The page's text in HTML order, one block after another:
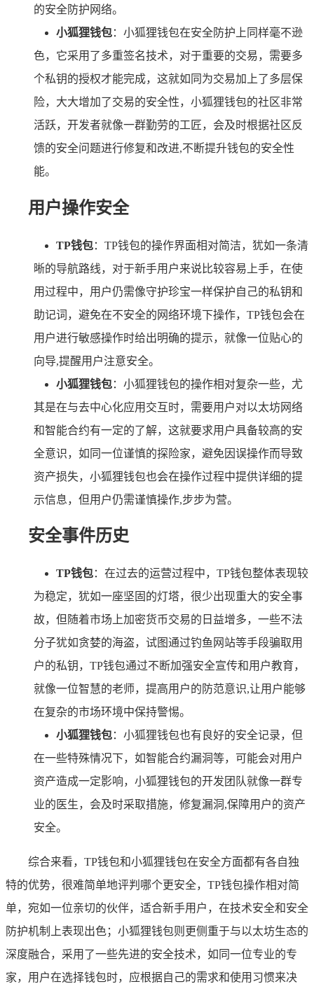
的安全防护网络。
小狐狸钱包：小狐狸钱包在安全防护上同样毫不逊
色，它采用了多重签名技术，对于重要的交易，需要多
个私钥的授权才能完成，这就如同为交易加上了多层保
险，大大增加了交易的安全性，小狐狸钱包的社区非常
活跃，开发者就像一群勤劳的工匠，会及时根据社区反
馈的安全问题进行修复和改进,不断提升钱包的安全性
能。
用户操作安全
TP钱包：TP钱包的操作界面相对简洁，犹如一条清
晰的导航路线，对于新手用户来说比较容易上手，在使
用过程中，用户仍需像守护珍宝一样保护自己的私钥和
助记词，避免在不安全的网络环境下操作，TP钱包会在
用户进行敏感操作时给出明确的提示，就像一位贴心的
向导,提醒用户注意安全。
小狐狸钱包：小狐狸钱包的操作相对复杂一些，尤
其是在与去中心化应用交互时，需要用户对以太坊网络
和智能合约有一定的了解，这就要求用户具备较高的安
全意识，如同一位谨慎的探险家，避免因误操作而导致
资产损失，小狐狸钱包也会在操作过程中提供详细的提
示信息，但用户仍需谨慎操作,步步为营。
安全事件历史
TP钱包：在过去的运营过程中，TP钱包整体表现较
为稳定，犹如一座坚固的灯塔，很少出现重大的安全事
故，但随着市场上加密货币交易的日益增多，一些不法
分子犹如贪婪的海盗，试图通过钓鱼网站等手段骗取用
户的私钥，TP钱包通过不断加强安全宣传和用户教育，
就像一位智慧的老师，提高用户的防范意识,让用户能够
在复杂的市场环境中保持警惕。
小狐狸钱包：小狐狸钱包也有良好的安全记录，但
在一些特殊情况下，如智能合约漏洞等，可能会对用户
资产造成一定影响，小狐狸钱包的开发团队就像一群专
业的医生，会及时采取措施，修复漏洞,保障用户的资产
安全。
综合来看，TP钱包和小狐狸钱包在安全方面都有各自独
特的优势，很难简单地评判哪个更安全，TP钱包操作相对简
单，宛如一位亲切的伙伴，适合新手用户，在技术安全和安全
防护机制上表现出色；小狐狸钱包则更侧重于与以太坊生态的
深度融合，采用了一些先进的安全技术，如同一位专业的专
家，用户在选择钱包时，应根据自己的需求和使用习惯来决